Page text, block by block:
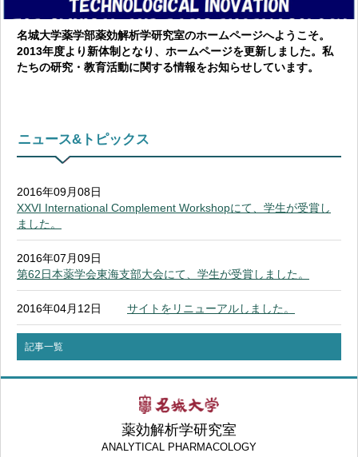
名城大学薬学部薬効解析学研究室のホームページへようこそ。
2013年度より新体制となり、ホームページを更新しました。私
たちの研究・教育活動に関する情報をお知らせしています。
ニュース&トピックス
2016年09月08日
XXVI International Complement Workshopにて、学生が受賞し
ました。
2016年07月09日
第62日本薬学会東海支部大会にて、学生が受賞しました。
2016年04月12日 サイトをリニューアルしました。
記事一覧
薬効解析学研究室
ANALYTICAL PHARMACOLOGY